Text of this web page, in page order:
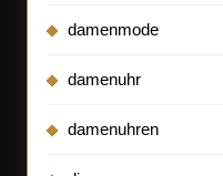
damenmode
damenuhr
damenuhren